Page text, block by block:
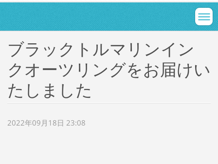
ブラックトルマリンイン
クオーツリングをお届けい
たしました
2022年09月18日 23:08